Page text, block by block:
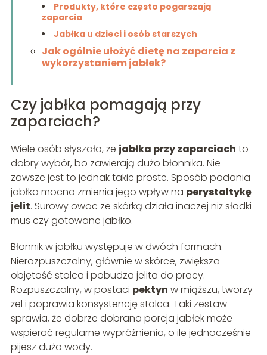
Produkty, które często pogarszają
zaparcia
Jabłka u dzieci i osób starszych
Jak ogólnie ułożyć dietę na zaparcia z
wykorzystaniem jabłek?
Czy jabłka pomagają przy
zaparciach?
Wiele osób słyszało, że jabłka przy zaparciach to
dobry wybór, bo zawierają dużo błonnika. Nie
zawsze jest to jednak takie proste. Sposób podania
jabłka mocno zmienia jego wpływ na perystaltykę
jelit. Surowy owoc ze skórką działa inaczej niż słodki
mus czy gotowane jabłko.
Błonnik w jabłku występuje w dwóch formach.
Nierozpuszczalny, głównie w skórce, zwiększa
objętość stolca i pobudza jelita do pracy.
Rozpuszczalny, w postaci pektyn w miąższu, tworzy
żel i poprawia konsystencję stolca. Taki zestaw
sprawia, że dobrze dobrana porcja jabłek może
wspierać regularne wypróżnienia, o ile jednocześnie
pijesz dużo wody.